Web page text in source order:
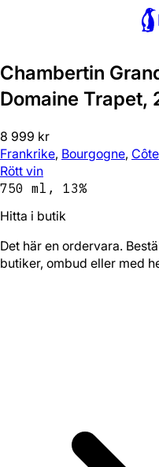
Chambertin
Domaine Trapet,
8 999 kr
Frankrike, Bourgogne,
Rött vin
750 ml, 13%
Hitta i butik
Det här en ordervara.
butiker, ombud eller med